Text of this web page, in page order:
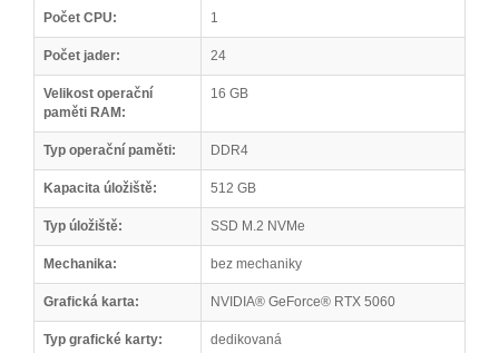
Počet CPU: 1
Počet jader: 24
Velikost operační
paměti RAM:
16 GB
Typ operační paměti: DDR4
Kapacita úložiště: 512 GB
Typ úložiště: SSD M.2 NVMe
Mechanika: bez mechaniky
Grafická karta: NVIDIA® GeForce® RTX 5060
Typ grafické karty: dedikovaná